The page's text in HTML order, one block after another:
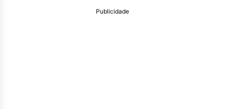
Publicidade